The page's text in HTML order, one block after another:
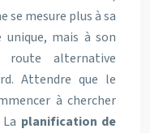
se mesure plus à sa
mais à son
alternative
Attendre que le
à chercher
planification de